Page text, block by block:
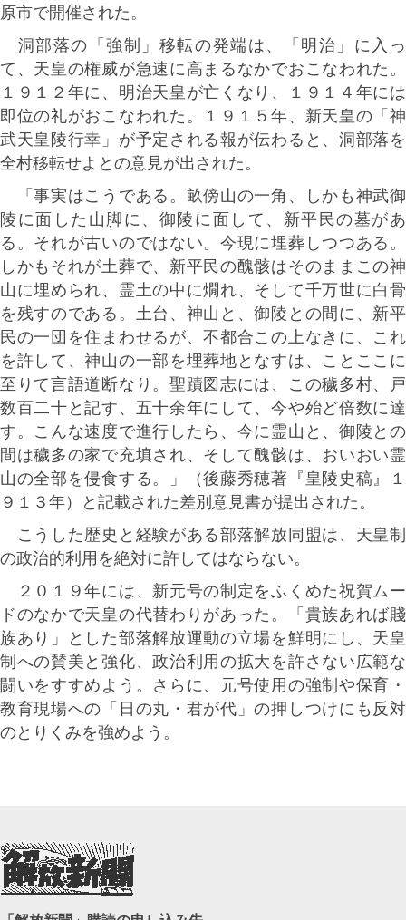
原市で開催された。
洞部落の「強制」移転の発端は、「明治」に入っ
て、天皇の権威が急速に高まるなかでおこなわれた。
１９１２年に、明治天皇が亡くなり、１９１４年には
即位の礼がおこなわれた。１９１５年、新天皇の「神
武天皇陵行幸」が予定される報が伝わると、洞部落を
全村移転せよとの意見が出された。
「事実はこうである。畝傍山の一角、しかも神武御
陵に面した山脚に、御陵に面して、新平民の墓があ
る。それが古いのではない。今現に埋葬しつつある。
しかもそれが土葬で、新平民の醜骸はそのままこの神
山に埋められ、霊土の中に燗れ、そして千万世に白骨
を残すのである。土台、神山と、御陵との間に、新平
民の一団を住まわせるが、不都合この上なきに、これ
を許して、神山の一部を埋葬地となすは、ことここに
至りて言語道断なり。聖蹟図志には、この穢多村、戸
数百二十と記す、五十余年にして、今や殆ど倍数に達
す。こんな速度で進行したら、今に霊山と、御陵との
間は穢多の家で充填され、そして醜骸は、おいおい霊
山の全部を侵食する。」（後藤秀穂著『皇陵史稿』１
９１３年）と記載された差別意見書が提出された。
こうした歴史と経験がある部落解放同盟は、天皇制
の政治的利用を絶対に許してはならない。
２０１９年には、新元号の制定をふくめた祝賀ムー
ドのなかで天皇の代替わりがあった。「貴族あれば賤
族あり」とした部落解放運動の立場を鮮明にし、天皇
制への賛美と強化、政治利用の拡大を許さない広範な
闘いをすすめよう。さらに、元号使用の強制や保育・
教育現場への「日の丸・君が代」の押しつけにも反対
のとりくみを強めよう。